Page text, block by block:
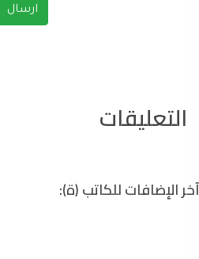
التعليقات
آخر الإضافات للكاتب (ة):